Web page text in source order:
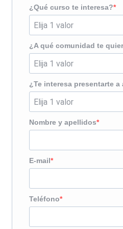
¿Qué curso te interesa?
¿A qué comunidad te
¿Te interesa presentarte
Nombre y apellidos
E-mail
Teléfono